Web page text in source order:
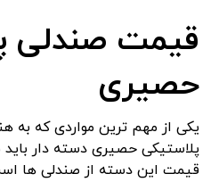
قیمت صندلی
حصیری
یکی از مهم ترین مواردی که به
پلاستیکی حصیری دسته دار باید
قیمت این دسته از صندلی ها